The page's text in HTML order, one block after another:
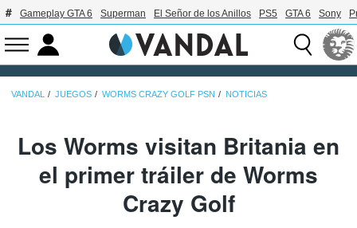
Gameplay GTA 6 Superman El Señor de los Anillos PS5 GTA 6 Sony
VANDAL JUEGOS WORMS CRAZY GOLF PSN NOTICIAS
Los Worms visitan Britania en
el primer tráiler de Worms
Crazy Golf